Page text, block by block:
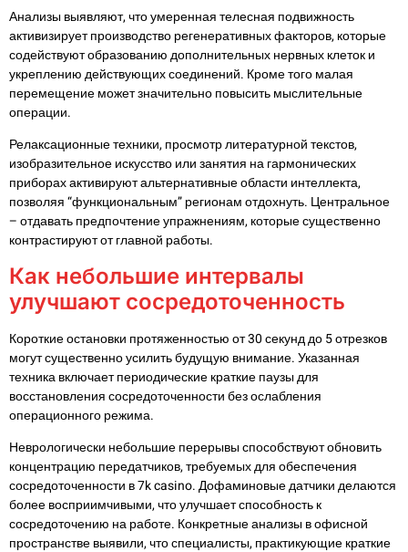
Анализы выявляют, что умеренная телесная подвижность
активизирует производство регенеративных факторов, которые
содействуют образованию дополнительных нервных клеток и
укреплению действующих соединений. Кроме того малая
перемещение может значительно повысить мыслительные
операции.
Релаксационные техники, просмотр литературной текстов,
изобразительное искусство или занятия на гармонических
приборах активируют альтернативные области интеллекта,
позволяя “функциональным” регионам отдохнуть. Центральное
– отдавать предпочтение упражнениям, которые существенно
контрастируют от главной работы.
Как небольшие интервалы
улучшают сосредоточенность
Короткие остановки протяженностью от 30 секунд до 5 отрезков
могут существенно усилить будущую внимание. Указанная
техника включает периодические краткие паузы для
восстановления сосредоточенности без ослабления
операционного режима.
Неврологически небольшие перерывы способствуют обновить
концентрацию передатчиков, требуемых для обеспечения
сосредоточенности в 7k casino. Дофаминовые датчики делаются
более восприимчивыми, что улучшает способность к
сосредоточению на работе. Конкретные анализы в офисной
пространстве выявили, что специалисты, практикующие краткие